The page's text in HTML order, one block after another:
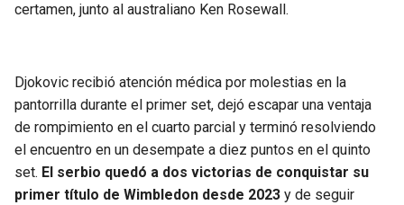
certamen, junto al australiano Ken Rosewall.
Djokovic recibió atención médica por molestias en la
pantorrilla durante el primer set, dejó escapar una ventaja
de rompimiento en el cuarto parcial y terminó resolviendo
el encuentro en un desempate a diez puntos en el quinto
set. El serbio quedó a dos victorias de conquistar su
primer título de Wimbledon desde 2023 y de seguir